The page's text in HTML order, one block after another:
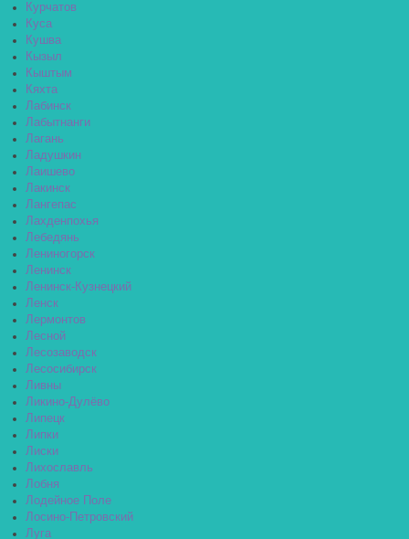
Курчатов
Куса
Кушва
Кызыл
Кыштым
Кяхта
Лабинск
Лабытнанги
Лагань
Ладушкин
Лаишево
Лакинск
Лангепас
Лахденпохья
Лебедянь
Лениногорск
Ленинск
Ленинск-Кузнецкий
Ленск
Лермонтов
Лесной
Лесозаводск
Лесосибирск
Ливны
Ликино-Дулёво
Липецк
Липки
Лиски
Лихославль
Лобня
Лодейное Поле
Лосино-Петровский
Луга